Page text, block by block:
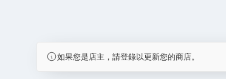
如果您是店主，請登錄以更新您的商店。